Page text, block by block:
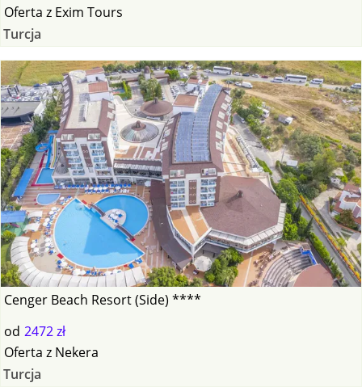
Oferta z Exim Tours
Turcja
Cenger Beach Resort (Side) ****
od 2472 zł
Oferta z Nekera
Turcja